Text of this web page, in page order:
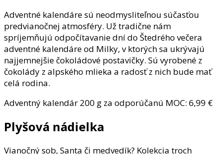
Adventné kalendáre sú neodmysliteľnou súčasťou
predvianočnej atmosféry. Už tradične nám
spríjemňujú odpočítavanie dní do Štedrého večera
adventné kalendáre od Milky, v ktorých sa ukrývajú
najjemnejšie čokoládové postavičky. Sú vyrobené z
čokolády z alpského mlieka a radosť z nich bude mať
celá rodina.
Adventný kalendár 200 g za odporúčanú MOC: 6,99 €
Plyšová nádielka
Vianočný sob, Santa či medvedík? Kolekcia troch